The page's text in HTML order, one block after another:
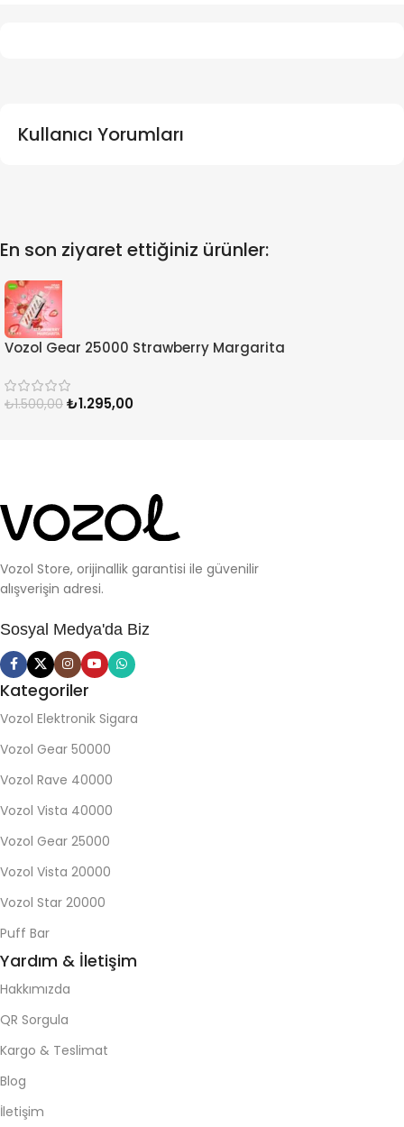
Kullanıcı Yorumları
En son ziyaret ettiğiniz ürünler:
Vozol Gear 25000 Strawberry Margarita
₺1.500,00 ₺1.295,00
Vozol Store, orijinallik garantisi ile güvenilir
alışverişin adresi.
Sosyal Medya'da Biz
Kategoriler
Vozol Elektronik Sigara
Vozol Gear 50000
Vozol Rave 40000
Vozol Vista 40000
Vozol Gear 25000
Vozol Vista 20000
Vozol Star 20000
Puff Bar
Yardım & İletişim
Hakkımızda
QR Sorgula
Kargo & Teslimat
Blog
İletişim